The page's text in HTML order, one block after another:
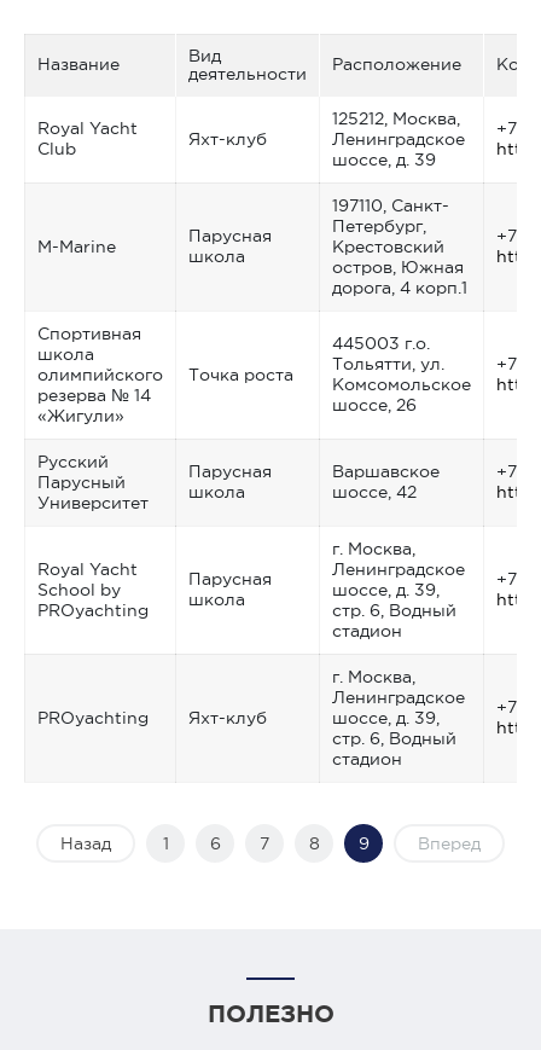
Название
Вид
деятельности
Расположение
Royal Yacht
Club
Яхт-клуб
125212, Москва,
Ленинградское
шоссе, д. 39
+7
M-Marine
Парусная
школа
197110, Санкт-
Петербург,
Крестовский
остров, Южная
дорога, 4 корп.1
+7
Cпортивная
школа
олимпийского
резерва № 14
«Жигули»
Точка роста
445003 г.о.
Тольятти, ул.
Комсомольское
шоссе, 26
+7
Русский
Парусный
Университет
Парусная
школа
Варшавское
шоссе, 42
+7
Royal Yacht
School by
PROyachting
Парусная
школа
г. Москва,
Ленинградское
шоссе, д. 39,
стр. 6, Водный
стадион
+7
PROyachting Яхт-клуб
г. Москва,
Ленинградское
шоссе, д. 39,
стр. 6, Водный
стадион
+7
Назад 1 6 7 8 9 Вперед
ПОЛЕЗНО